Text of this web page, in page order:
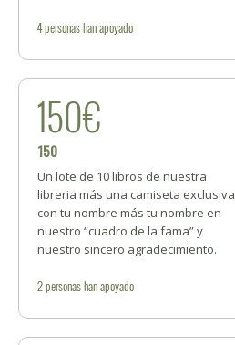
4personashan apoyado
150€
150
Un lote de 10 libros de nuestra
libreria más una camiseta exclusiva
con tu nombre más tu nombre en
nuestro “cuadro de la fama” y
nuestro sincero agradecimiento.
2personashan apoyado